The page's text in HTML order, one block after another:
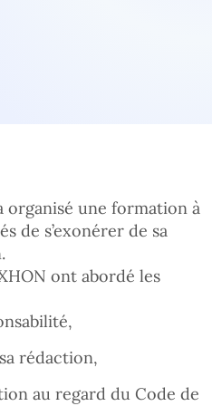
organisé une formation à
de s’exonérer de sa
ont abordé les
rédaction,
au regard du Code de